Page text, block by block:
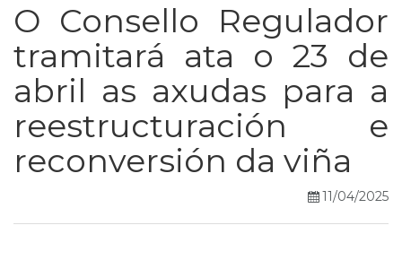
O Consello Regulador
tramitará ata o 23 de
abril as axudas para a
reestructuración e
reconversión da viña
11/04/2025